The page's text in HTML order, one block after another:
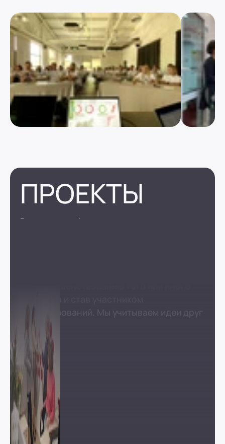
ref ref
ПРОЕКТЫ
В компании сформирован институт
преобразований. Мы учитываем идеи друг
друга.